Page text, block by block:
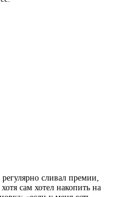
сливал премии,
сам хотел накопить на